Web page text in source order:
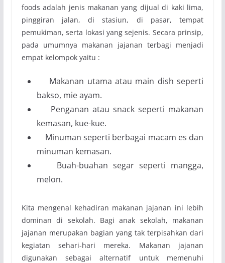
foods adalah jenis makanan yang dijual di kaki lima,
pinggiran jalan, di stasiun, di pasar, tempat
pemukiman, serta lokasi yang sejenis. Secara prinsip,
pada umumnya makanan jajanan terbagi menjadi
empat kelompok yaitu :
Makanan utama atau main dish seperti
bakso, mie ayam.
Penganan atau snack seperti makanan
kemasan, kue-kue.
Minuman seperti berbagai macam es dan
minuman kemasan.
Buah-buahan segar seperti mangga,
melon.
Kita mengenal kehadiran makanan jajanan ini lebih
dominan di sekolah. Bagi anak sekolah, makanan
jajanan merupakan bagian yang tak terpisahkan dari
kegiatan sehari-hari mereka. Makanan jajanan
digunakan sebagai alternatif untuk memenuhi